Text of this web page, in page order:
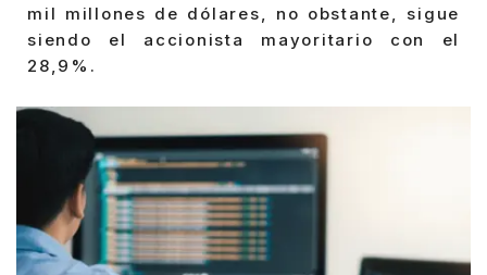
mil millones de dólares, no obstante, sigue
siendo el accionista mayoritario con el
28,9%.